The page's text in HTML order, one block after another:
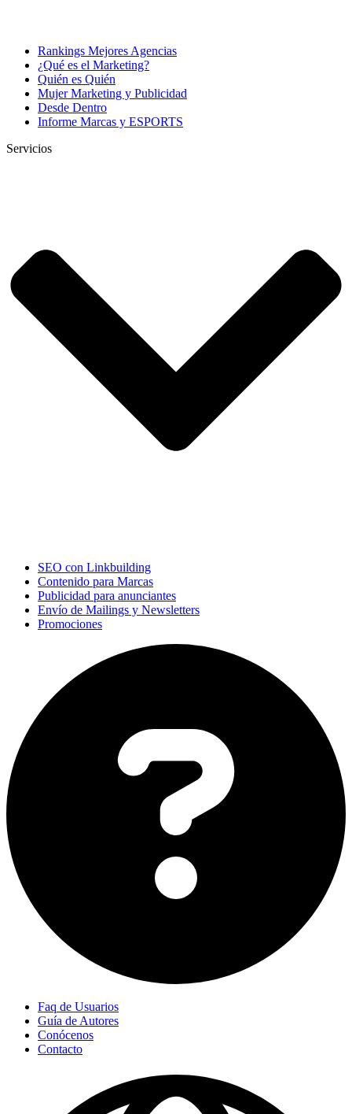
Rankings Mejores Agencias
¿Qué es el Marketing?
Quién es Quién
Mujer Marketing y Publicidad
Desde Dentro
Informe Marcas y ESPORTS
Servicios
SEO con Linkbuilding
Contenido para Marcas
Publicidad para anunciantes
Envío de Mailings y Newsletters
Promociones
Faq de Usuarios
Guía de Autores
Conócenos
Contacto